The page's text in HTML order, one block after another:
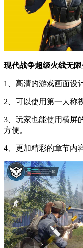
现代战争超级火线无限
1、高清的游戏画面设
2、可以使用第一人称
3、玩家也能使用横屏
方便。
4、更加精彩的章节内